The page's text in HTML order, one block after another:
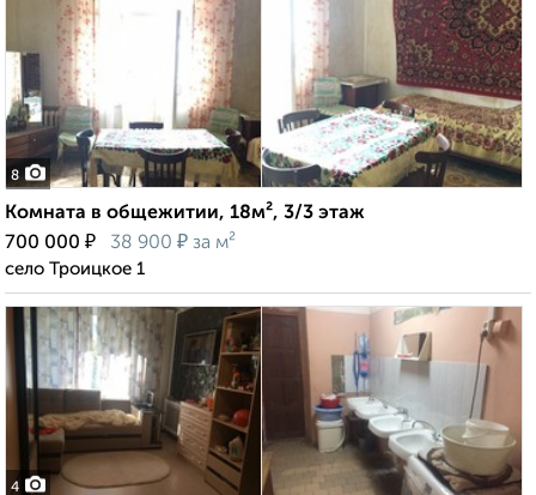
8
Комната в общежитии, 18м², 3/3 этаж
700 000 ₽ 38 900 ₽ за м²
село Троицкое 1
4